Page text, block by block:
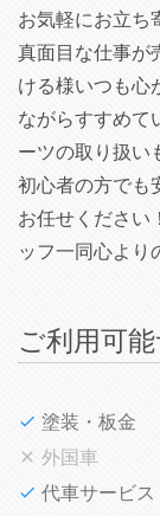
お気軽にお立ち
真面目な仕事が
ける様いつも心
ながらすすめて
ーツの取り扱い
初心者の方でも
お任せください
ッフ一同心より
ご利用可
塗装・板金
外国車
代車サービス